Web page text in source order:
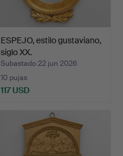
ESPEJO, estilo gustaviano,
siglo XX.
Subastado 22 jun 2026
10 pujas
117 USD